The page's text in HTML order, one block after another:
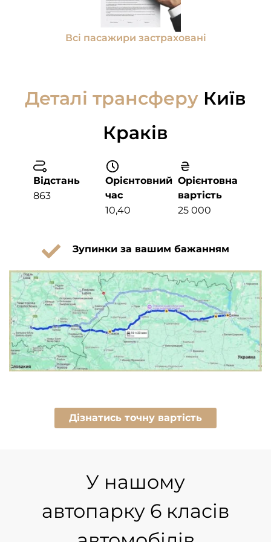
Всі пасажири застраховані
Деталі трансферу Київ
Краків
Відстань
863
Орієнтовний
час
10,40
Орієнтовна
вартість
25 000
Зупинки за вашим бажанням
Дізнатись точну вартість
У нашому
автопарку 6 класів